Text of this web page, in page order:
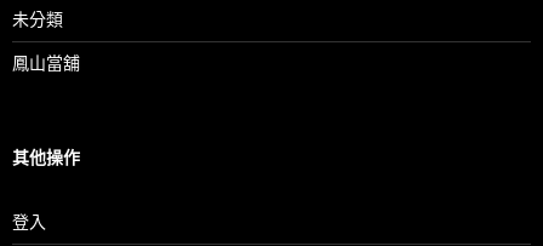
未分類
鳳山當舖
其他操作
登入